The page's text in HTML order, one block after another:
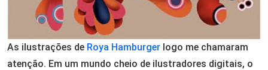
As ilustrações de Roya Hamburger logo me chamaram
atenção. Em um mundo cheio de ilustradores digitais, o